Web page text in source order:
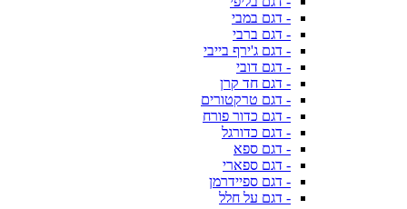
- דגם במבי
- דגם ברבי
- דגם ג'ירף בייבי
- דגם דובי
- דגם חד קרן
- דגם טרקטורים
- דגם כדור פורח
- דגם כדורגל
- דגם ספא
- דגם ספארי
- דגם ספיידרמן
- דגם על חלל